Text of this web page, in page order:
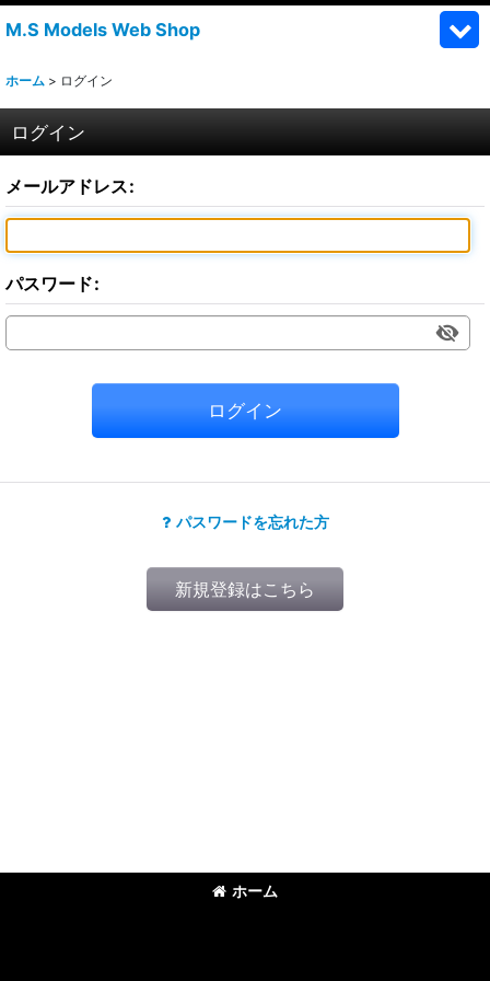
M.S Models Web Shop
ホーム > ログイン
ログイン
メールアドレス:
パスワード:
ログイン
パスワードを忘れた方
新規登録はこちら
ホーム